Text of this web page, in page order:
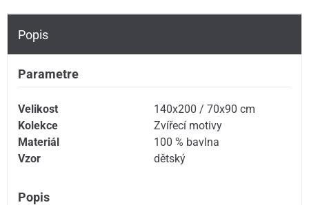
Popis
Parametre
Velikost
140x200 / 70x90 cm
Kolekce
Zvířecí motivy
Materiál
100 % bavlna
Vzor
dětský
Popis